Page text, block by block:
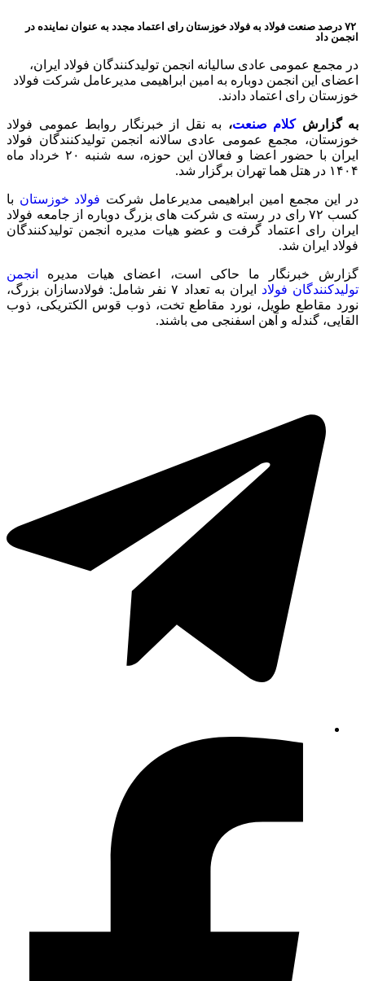
۷۲ درصد صنعت فولاد به فولاد خوزستان رای اعتماد مجدد به عنوان نماینده در
انجمن داد
در مجمع عمومی عادی سالیانه انجمن تولیدکنندگان فولاد ایران،
اعضای این انجمن دوباره به امین ابراهیمی مدیرعامل شرکت فولاد
خوزستان رای اعتماد دادند.
به گزارشکلام صنعت، به نقل از خبرنگار روابط عمومی فولاد
خوزستان، مجمع عمومی عادی سالانه انجمن تولیدکنندگان فولاد
ایران با حضور اعضا و فعالان این حوزه، سه شنبه ۲۰ خرداد ماه
۱۴۰۴ در هتل هما تهران برگزار شد.
در این مجمع امین ابراهیمی مدیرعامل شرکت فولاد خوزستان با
کسب ۷۲ رای در رسته ی شرکت های بزرگ دوباره از جامعه فولاد
ایران رای اعتماد گرفت و عضو هیات مدیره انجمن تولیدکنندگان
فولاد ایران شد.
گزارش خبرنگار ما حاکی است، اعضای هیات مدیره
انجمن
تولیدکنندگان فولاد
ایران به تعداد ۷ نفر شامل: فولادسازان بزرگ،
نورد مقاطع طویل، نورد مقاطع تخت، ذوب قوس الکتریکی، ذوب
القایی، گندله و آهن اسفنجی می باشند.